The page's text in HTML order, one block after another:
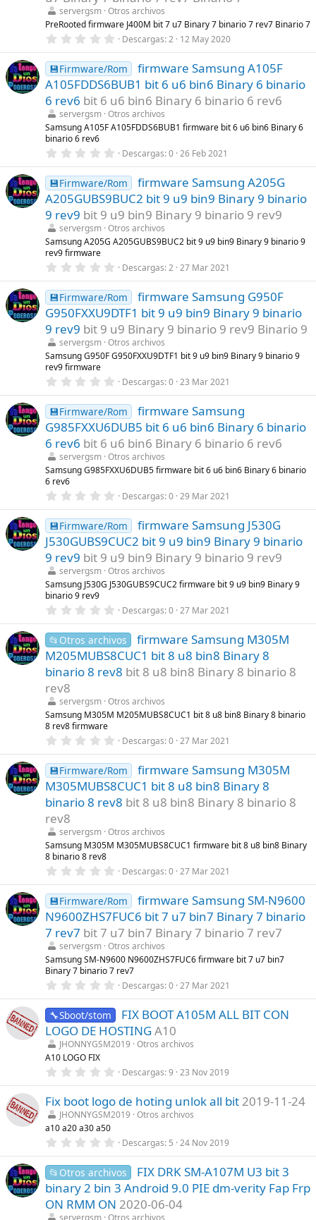
r
e
l
a
(
s
)
servergsm Otros archivos
PreRooted firmware J400M bit 7 u7 Binary 7 binario 7 rev7 Binario 7
0
0
0
e
s
t
r
e
l
s
)
Descargas 2 12 May 2020
💾Firmware/Rom
firmware Samsung A105F
A105FDDS6BUB1 bit 6 u6 bin6 Binary 6 binario
6 rev6 bit 6 u6 bin6 Binary 6 binario 6 rev6
servergsm Otros archivos
Samsung A105F A105FDDS6BUB1 firmware bit 6 u6 bin6 Binary 6
binario 6 rev6
0
0
0
e
s
t
r
e
l
s
)
Descargas 0 26 Feb 2021
💾Firmware/Rom
firmware Samsung A205G
A205GUBS9BUC2 bit 9 u9 bin9 Binary 9 binario
9 rev9 bit 9 u9 bin9 Binary 9 binario 9 rev9
servergsm Otros archivos
Samsung A205G A205GUBS9BUC2 bit 9 u9 bin9 Binary 9 binario 9
rev9 firmware
0
0
0
e
s
t
r
e
l
s
)
Descargas 2 27 Mar 2021
💾Firmware/Rom
firmware Samsung G950F
G950FXXU9DTF1 bit 9 u9 bin9 Binary 9 binario
9 rev9 bit 9 u9 Binary 9 binario 9 rev9 Binario 9
servergsm Otros archivos
Samsung G950F G950FXXU9DTF1 bit 9 u9 bin9 Binary 9 binario 9
rev9 firmware
0
0
0
e
s
t
r
e
l
s
)
Descargas 0 23 Mar 2021
💾Firmware/Rom
firmware Samsung
G985FXXU6DUB5 bit 6 u6 bin6 Binary 6 binario
6 rev6 bit 6 u6 bin6 Binary 6 binario 6 rev6
servergsm Otros archivos
Samsung G985FXXU6DUB5 firmware bit 6 u6 bin6 Binary 6 binario
6 rev6
0
0
0
e
s
t
r
e
l
s
)
Descargas 0 29 Mar 2021
💾Firmware/Rom
firmware Samsung J530G
J530GUBS9CUC2 bit 9 u9 bin9 Binary 9 binario
9 rev9 bit 9 u9 bin9 Binary 9 binario 9 rev9
servergsm Otros archivos
Samsung J530G J530GUBS9CUC2 firmware bit 9 u9 bin9 Binary 9
binario 9 rev9
0
0
0
e
s
t
r
l
l
a
s
Descargas 0 27 Mar 2021
📂Otros archivos
firmware Samsung M305M
M205MUBS8CUC1 bit 8 u8 bin8 Binary 8
binario 8 rev8 bit 8 u8 bin8 Binary 8 binario 8
rev8
servergsm Otros archivos
Samsung M305M M205MUBS8CUC1 bit 8 u8 bin8 Binary 8 binario
8 rev8 firmware
0
0
0
e
s
t
r
l
l
a
s
Descargas 0 27 Mar 2021
💾Firmware/Rom
firmware Samsung M305M
M305MUBS8CUC1 bit 8 u8 bin8 Binary 8
binario 8 rev8 bit 8 u8 bin8 Binary 8 binario 8
rev8
servergsm Otros archivos
Samsung M305M M305MUBS8CUC1 firmware bit 8 u8 bin8 Binary
8 binario 8 rev8
0
0
0
e
s
t
r
e
l
l
a
s
)
Descargas 0 27 Mar 2021
💾Firmware/Rom
firmware Samsung SM-N9600
N9600ZHS7FUC6 bit 7 u7 bin7 Binary 7 binario
7 rev7 bit 7 u7 bin7 Binary 7 binario 7 rev7
servergsm Otros archivos
Samsung SM-N9600 N9600ZHS7FUC6 firmware bit 7 u7 bin7
Binary 7 binario 7 rev7
0
0
0
e
s
t
l
(
s
)
Descargas 0 27 Mar 2021
🔧Sboot/stom
FIX BOOT A105M ALL BIT CON
LOGO DE HOSTINGA10
JHONNYGSM2019
Otros archivos
A10 LOGO FIX
0
0
0
e
s
r
l
l
a
(
s
)
Descargas 9 23 Nov 2019
Fix boot logo de hoting unlok all bit 2019-11-24
JHONNYGSM2019
Otros archivos
a10 a20 a30 a50
0
0
0
e
s
t
r
Descargas 5 24 Nov 2019
📂Otros archivos
FIX DRK SM-A107M U3 bit 3
binary 2 bin 3 Android 9.0 PIE dm-verity Fap Frp
ON RMM ON 2020-06-04
servergsm Otros archivos